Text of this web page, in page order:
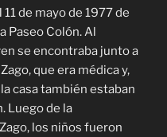
de mayo de 1977 de
Paseo Colón. Al
se encontraba junto a
que era médica y,
casa también estaban
Luego de la
los niños fueron